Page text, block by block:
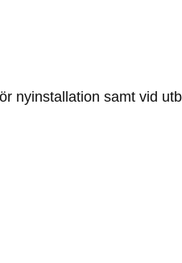
nyinstallation samt vid